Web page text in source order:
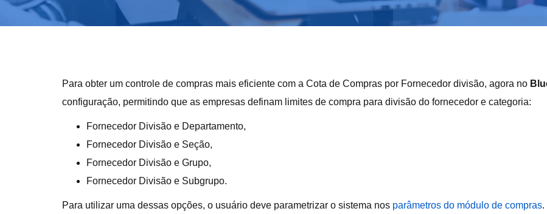
Para obter um controle de compras mais eficiente com a Cota de Compras por Fornecedor divisão, agora no
configuração, permitindo que as empresas definam limites de compra para divisão do fornecedor e categoria:
Fornecedor Divisão e Departamento,
Fornecedor Divisão e Seção,
Fornecedor Divisão e Grupo,
Fornecedor Divisão e Subgrupo.
Para utilizar uma dessas opções, o usuário deve parametrizar o sistema nos parâmetros do módulo de compras.